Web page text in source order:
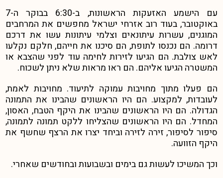
עם הישמע האזעקות הראשונות, ב-6:30 בבוקר ה-7
באוקטובר, בעוד רוב אזרחי ישראל מחפשים את המרחבים
המוגנים, עשרות עיתונאים וצלמי עיתונות עשו את דרכם
דרומה. הם נכנסו לתופת, הם סיכנו את חייהם, חלקם נקלעו
לאש צולבת. הם הגיעו לזירות לחימה עוד לפני שהצבא או
המשטרה הגיעו אליהם. הם ראו מראות שלא ניתן לשכוח.
הם פעלו מתוך מחויבות עמוקה לתיעוד. מחויבות לאמת,
לעובדות, למקצוע. הם היו הראשונים שהבינו את התמונה
הגדולה. הם היו הראשונים שהבינו את היקף הטבח, האסון,
המחדל. הם היו הראשונים שהצליחו ללקט תמונה לתמונה,
סיפור לסיפור, זירה לזירה וביחד יצרו את הרצף שחשף את
היקף הזוועה.
וכך המשיכו לעשות גם בימים ובשבועות ובחודשים שאחרי.